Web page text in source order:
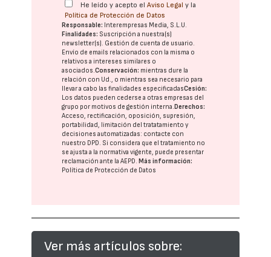
He leído y acepto elAviso Legal y la
Política de Protección de Datos
Responsable: Interempresas Media, S.L.U.
Finalidades: Suscripción a nuestra(s)
newsletter(s). Gestión de cuenta de usuario.
Envío de emails relacionados con la misma o
relativos a intereses similares o
asociados.Conservación: mientras dure la
relación con Ud., o mientras sea necesario para
llevar a cabo las finalidades especificadasCesión:
Los datos pueden cederse a otras empresas del
grupo por motivos de gestión interna. Derechos:
Acceso, rectificación, oposición, supresión,
portabilidad, limitación del tratatamiento y
decisiones automatizadas: contacte con
nuestro DPD. Si considera que el tratamiento no
se ajusta a la normativa vigente, puede presentar
reclamación ante laAEPD. Más información:
Política de Protección de Datos
Ver más artículos sobre: